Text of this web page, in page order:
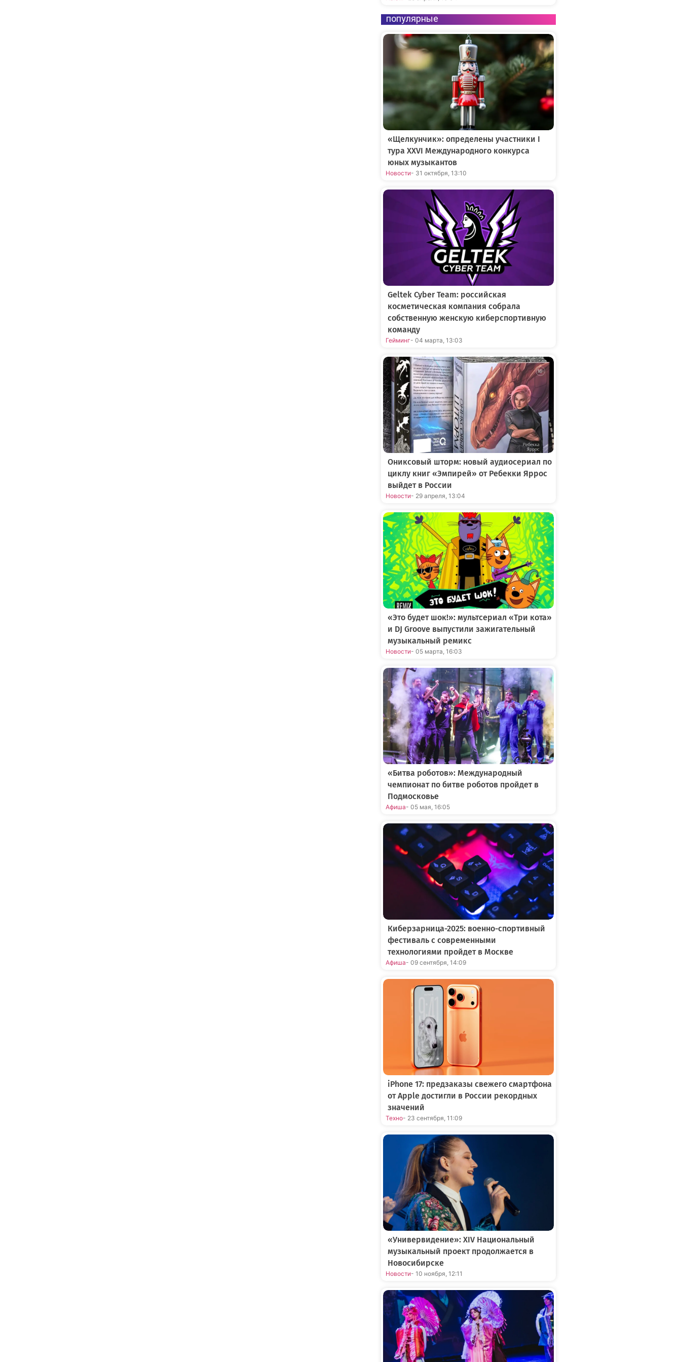
популярные
«Щелкунчик»: определены участники I
тура XXVI Международного конкурса
юных музыкантов
Новости- 31 октября, 13:10
Geltek Cyber Team: российская
косметическая компания собрала
собственную женскую киберспортивную
команду
Гейминг- 04 марта, 13:03
Ониксовый шторм: новый аудиосериал по
циклу книг «Эмпирей» от Ребекки Яррос
выйдет в России
Новости- 29 апреля, 13:04
«Это будет шок!»: мультсериал «Три кота»
и DJ Groove выпустили зажигательный
музыкальный ремикс
Новости- 05 марта, 16:03
«Битва роботов»: Международный
чемпионат по битве роботов пройдет в
Подмосковье
Афиша- 05 мая, 16:05
Киберзарница-2025: военно-спортивный
фестиваль с современными
технологиями пройдет в Москве
Афиша- 09 сентября, 14:09
iPhone 17: предзаказы свежего смартфона
от Apple достигли в России рекордных
значений
Техно- 23 сентября, 11:09
«Универвидение»: XIV Национальный
музыкальный проект продолжается в
Новосибирске
Новости- 10 ноября, 12:11